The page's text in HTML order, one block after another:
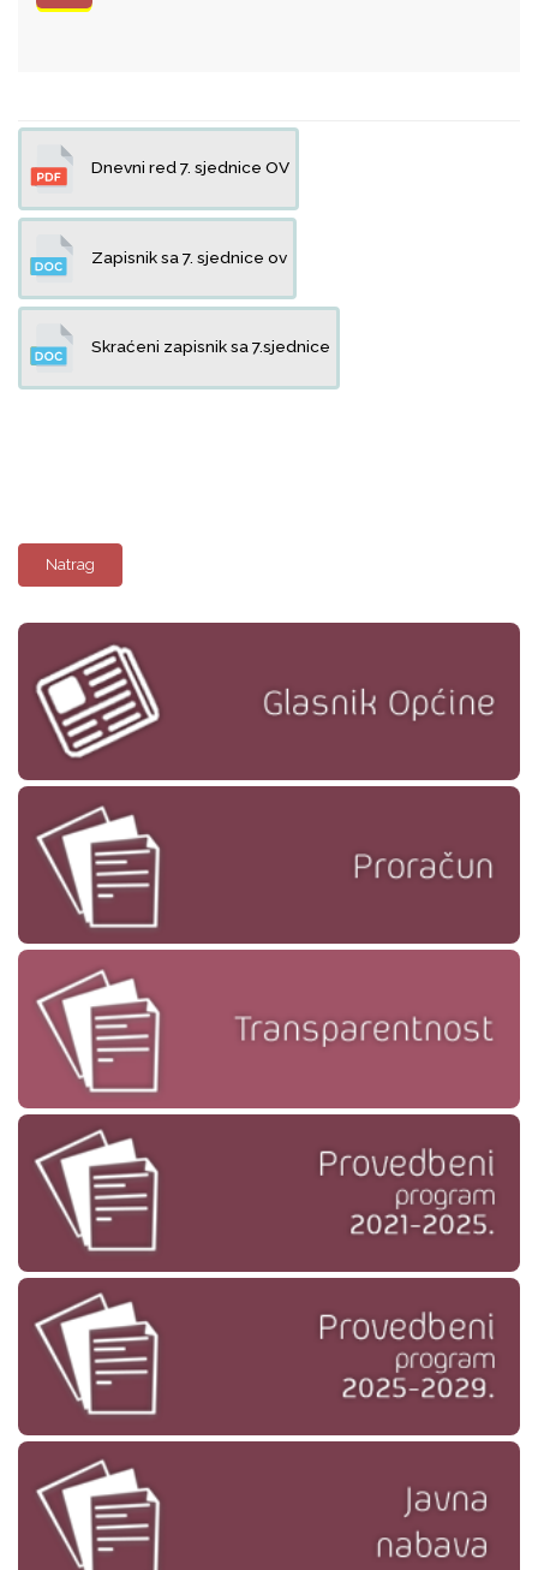
Dnevni red 7. sjednice OV
Zapisnik sa 7. sjednice ov
Skraćeni zapisnik sa 7.sjednice
Natrag